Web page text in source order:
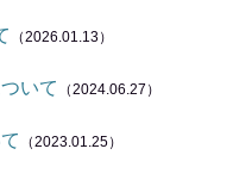
（2026.01.13）
いて （2024.06.27）
（2023.01.25）